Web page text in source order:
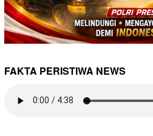
FAKTA PERISTIWA NEWS